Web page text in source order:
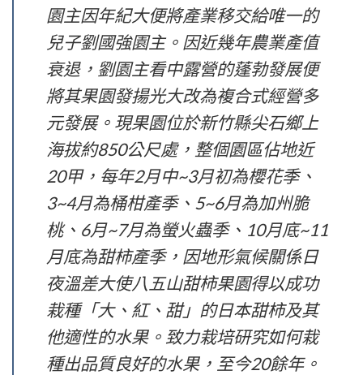
園主因年紀大便將產業移交給唯一的
兒子劉國強園主。因近幾年農業產值
衰退，劉園主看中露營的蓬勃發展便
將其果園發揚光大改為複合式經營多
元發展。現果園位於新竹縣尖石鄉上
海拔約850公尺處，整個園區佔地近
20甲，每年2月中~3月初為櫻花季、
3~4月為桶柑產季、5~6月為加州脆
桃、6月~7月為螢火蟲季、10月底~11
月底為甜柿產季，因地形氣候關係日
夜溫差大使八五山甜柿果園得以成功
栽種「大、紅、甜」的日本甜柿及其
他適性的水果。致力栽培研究如何栽
種出品質良好的水果，至今20餘年。